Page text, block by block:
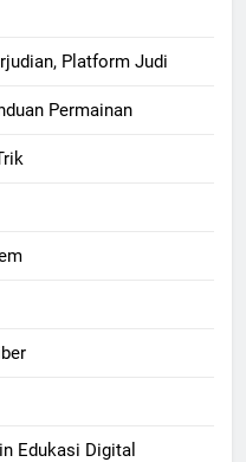
Platform Judi
Permainan
Edukasi Digital